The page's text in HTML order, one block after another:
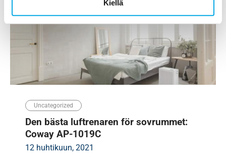
Kiellä
Uncategorized
Den bästa luftrenaren för sovrummet:
Coway AP-1019C
12 huhtikuun, 2021